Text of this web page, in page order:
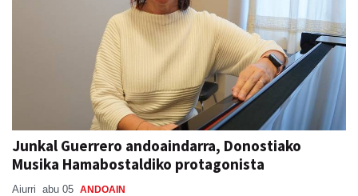
Junkal Guerrero andoaindarra, Donostiako
Musika Hamabostaldiko protagonista
Aiurri abu 05 ANDOAIN